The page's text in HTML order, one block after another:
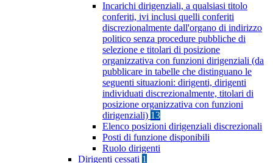
Incarichi dirigenziali, a qualsiasi titolo
conferiti, ivi inclusi quelli conferiti
discrezionalmente dall'organo di indirizzo
politico senza procedure pubbliche di
selezione e titolari di posizione
organizzativa con funzioni dirigenziali (da
pubblicare in tabelle che distinguano le
seguenti situazioni: dirigenti, dirigenti
individuati discrezionalmente, titolari di
posizione organizzativa con funzioni
dirigenziali) 13
Elenco posizioni dirigenziali discrezionali
Posti di funzione disponibili
Ruolo dirigenti
Dirigenti cessati 1